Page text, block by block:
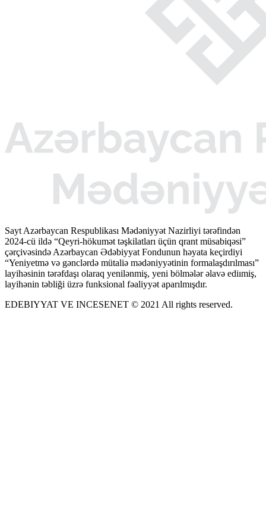
Sayt Azərbaycan Respublikası Mədəniyyət Nazirliyi tərəfindən
2024-cü ildə “Qeyri-hökumət təşkilatları üçün qrant müsabiqəsi”
çərçivəsində Azərbaycan Ədəbiyyat Fondunun həyata keçirdiyi
“Yeniyetmə və gənclərdə mütaliə mədəniyyətinin formalaşdırılması”
layihəsinin tərəfdaşı olaraq yenilənmiş, yeni bölmələr əlavə ediımiş,
layihənin təbliği üzrə funksional fəaliyyət aparılmışdır.
EDEBIYYAT VE INCESENET © 2021 All rights reserved.